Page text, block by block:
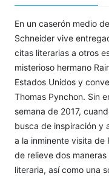
En un caserón medio
Schneider vive
citas literarias a otros
misterioso hermano
Estados Unidos y
Thomas Pynchon. Sin
semana de 2017,
busca de inspiración y
a la inminente visita de
de relieve dos
literaria, así como una